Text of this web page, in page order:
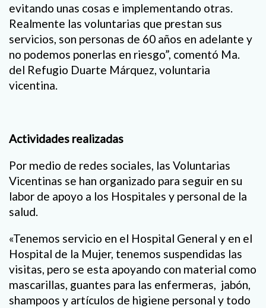
evitando unas cosas e implementando otras.
Realmente las voluntarias que prestan sus
servicios, son personas de 60 años en adelante y
no podemos ponerlas en riesgo”, comentó Ma.
del Refugio Duarte Márquez, voluntaria
vicentina.
Actividades realizadas
Por medio de redes sociales, las Voluntarias
Vicentinas se han organizado para seguir en su
labor de apoyo a los Hospitales y personal de la
salud.
«Tenemos servicio en el Hospital General y en el
Hospital de la Mujer, tenemos suspendidas las
visitas, pero se esta apoyando con material como
mascarillas, guantes para las enfermeras, jabón,
shampoos y artículos de higiene personal y todo